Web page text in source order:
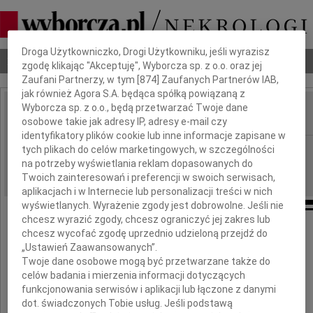
Nekrologi Odeszli Poradnik pogrzebowy
IMIĘ I NAZWISKO:
REGION: Częstochowa
DATA EMISJI: 16.03.2012
Wyrazy głębokiego współczucia
Panu dr. profesorowi AJD w Częstochowie
Arkadiuszowi Wudarskiemu
Dbamy o Twoją prywatność
Droga Użytkowniczko, Drogi Użytkowniku, jeśli wyrazisz
zgodę klikając "Akceptuję", Wyborcza sp. z o.o. oraz jej
Zaufani Partnerzy, w tym [874 ] Zaufanych Partnerów IAB,
jak również Agora S.A. będąca spółką powiązaną z
Wyborcza sp. z o.o., będą przetwarzać Twoje dane
osobowe takie jak adresy IP, adresy e-mail czy
identyfikatory plików cookie lub inne informacje zapisane w
tych plikach do celów marketingowych, w szczególności
na potrzeby wyświetlania reklam dopasowanych do
Twoich zainteresowań i preferencji w swoich serwisach,
aplikacjach i w Internecie lub personalizacji treści w nich
wyświetlanych. Wyrażenie zgody jest dobrowolne. Jeśli nie
chcesz wyrazić zgody, chcesz ograniczyć jej zakres lub
chcesz wycofać zgodę uprzednio udzieloną przejdź do
„Ustawień Zaawansowanych”.
Twoje dane osobowe mogą być przetwarzane także do
celów badania i mierzenia informacji dotyczących
funkcjonowania serwisów i aplikacji lub łączone z danymi
dot. świadczonych Tobie usług. Jeśli podstawą